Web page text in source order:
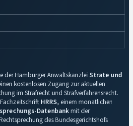
der Hamburger Anwaltskanzlei Strate und
kostenlosen Zugang zur aktuellen
im Strafrecht und Strafverfahrensrecht.
HRRS, einem monatlichen
Datenbankmit der
des Bundesgerichtshofs